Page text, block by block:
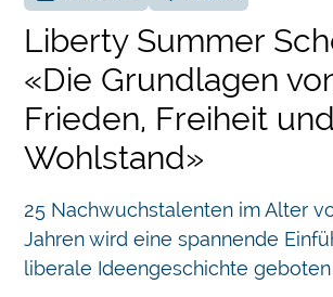
Chatbot
Mal
Liberty Summer
«Die Grundlagen
Frieden, Freiheit und
Wohlstand»
25 Nachwuchstalenten im Alter
Jahren wird eine spannende
liberale Ideengeschichte